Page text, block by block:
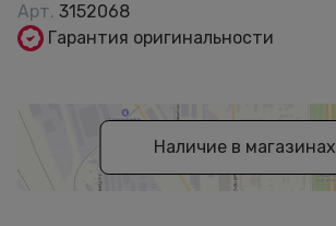
Арт. 3152068
Гарантия оригинальности
Наличие в магазинах